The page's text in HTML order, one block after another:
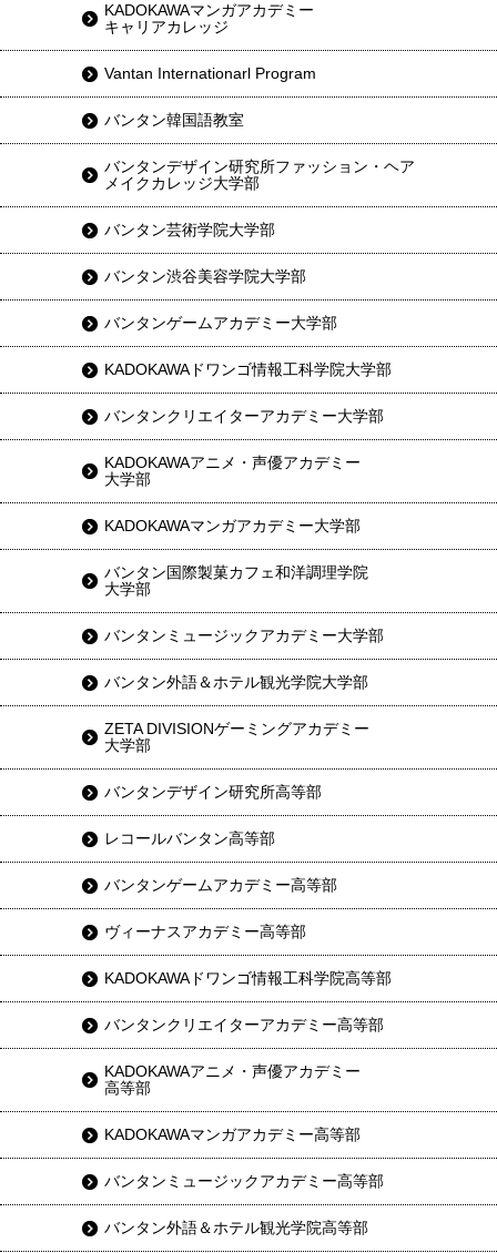
KADOKAWAマンガアカデミー
キャリアカレッジ
Vantan Internationarl Program
バンタン韓国語教室
バンタンデザイン研究所ファッション・ヘア
メイクカレッジ大学部
バンタン芸術学院大学部
バンタン渋谷美容学院大学部
バンタンゲームアカデミー大学部
KADOKAWAドワンゴ情報工科学院大学部
バンタンクリエイターアカデミー大学部
KADOKAWAアニメ・声優アカデミー
大学部
KADOKAWAマンガアカデミー大学部
バンタン国際製菓カフェ和洋調理学院
大学部
バンタンミュージックアカデミー大学部
バンタン外語＆ホテル観光学院大学部
ZETA DIVISIONゲーミングアカデミー
大学部
バンタンデザイン研究所高等部
レコールバンタン高等部
バンタンゲームアカデミー高等部
ヴィーナスアカデミー高等部
KADOKAWAドワンゴ情報工科学院高等部
バンタンクリエイターアカデミー高等部
KADOKAWAアニメ・声優アカデミー
高等部
KADOKAWAマンガアカデミー高等部
バンタンミュージックアカデミー高等部
バンタン外語＆ホテル観光学院高等部